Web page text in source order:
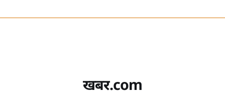
खबर.com